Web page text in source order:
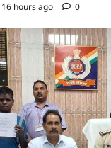
16 hours ago 0